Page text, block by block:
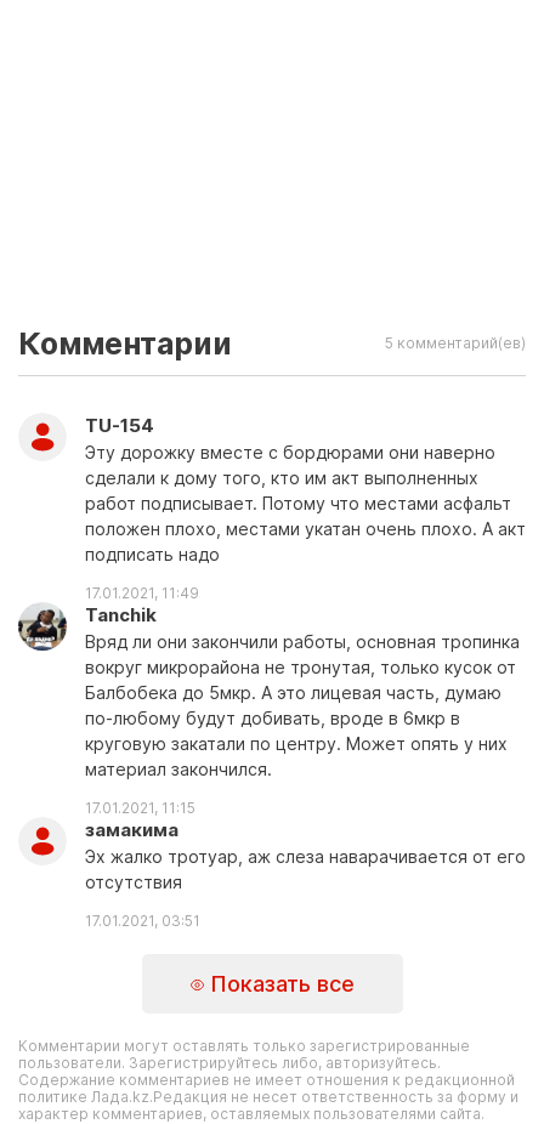
Комментарии 5 комментарий(ев)
TU-154
Эту дорожку вместе с бордюрами они наверно
сделали к дому того, кто им акт выполненных
работ подписывает. Потому что местами асфальт
положен плохо, местами укатан очень плохо. А акт
подписать надо
17.01.2021, 11:49
Tanchik
Вряд ли они закончили работы, основная тропинка
вокруг микрорайона не тронутая, только кусок от
Балбобека до 5мкр. А это лицевая часть, думаю
по-любому будут добивать, вроде в 6мкр в
круговую закатали по центру. Может опять у них
материал закончился.
17.01.2021, 11:15
замакима
Эх жалко тротуар, аж слеза наварачивается от его
отсутствия
17.01.2021, 03:51
Показать все
Комментарии могут оставлять только зарегистрированные
пользователи. Зарегистрируйтесь либо, авторизуйтесь.
Содержание комментариев не имеет отношения к редакционной
политике Лада.kz.Редакция не несет ответственность за форму и
характер комментариев, оставляемых пользователями сайта.